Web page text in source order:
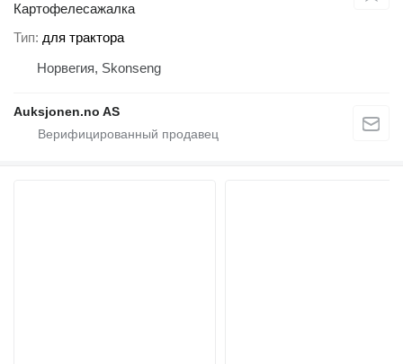
Картофелесажалка
Тип для трактора
Норвегия, Skonseng
Auksjonen.no AS